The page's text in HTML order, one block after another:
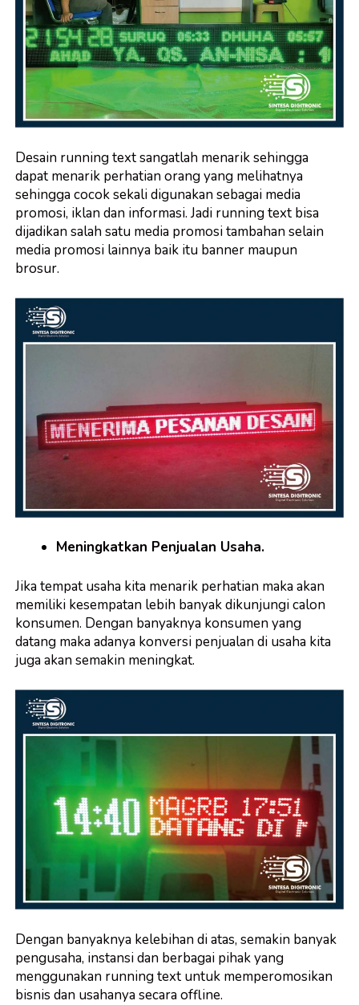
Desain running text sangatlah menarik sehingga
dapat menarik perhatian orang yang melihatnya
sehingga cocok sekali digunakan sebagai media
promosi, iklan dan informasi. Jadi running text bisa
dijadikan salah satu media promosi tambahan selain
media promosi lainnya baik itu banner maupun
brosur.
Meningkatkan Penjualan Usaha.
Jika tempat usaha kita menarik perhatian maka akan
memiliki kesempatan lebih banyak dikunjungi calon
konsumen. Dengan banyaknya konsumen yang
datang maka adanya konversi penjualan di usaha kita
juga akan semakin meningkat.
Dengan banyaknya kelebihan di atas, semakin banyak
pengusaha, instansi dan berbagai pihak yang
menggunakan running text untuk memperomosikan
bisnis dan usahanya secara offline.